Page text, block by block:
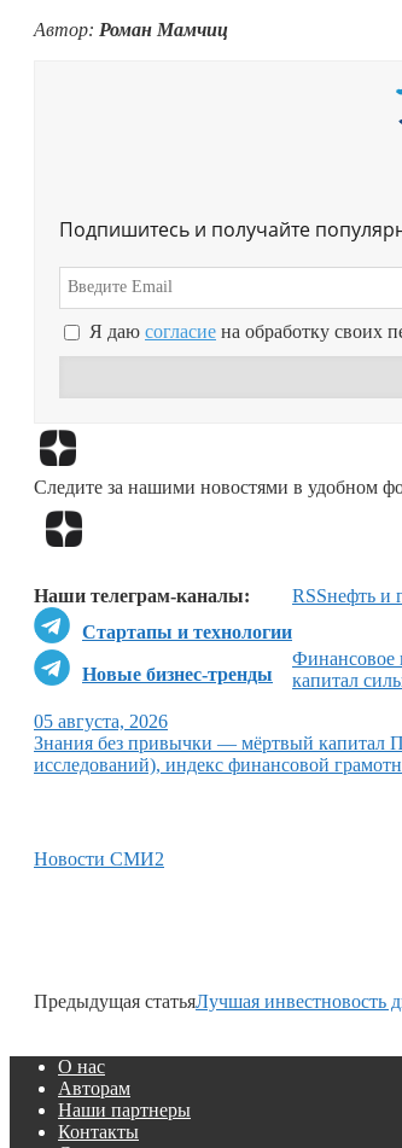
Автор: Роман Мамчиц
Подпишитесь и получайте
Я даю согласие на обработку своих
Следите за нашими новостями в удобном
Наши телеграм-каналы:
Стартапы и технологии
Новые бизнес-тренды
RSSнефть и
Финансовое
капитал
05 августа, 2026
Знания без привычки — мёртвый капитал
исследований), индекс финансовой
Новости СМИ2
Предыдущая статьяЛучшая инвестновость
О нас
Авторам
Наши партнеры
Контакты